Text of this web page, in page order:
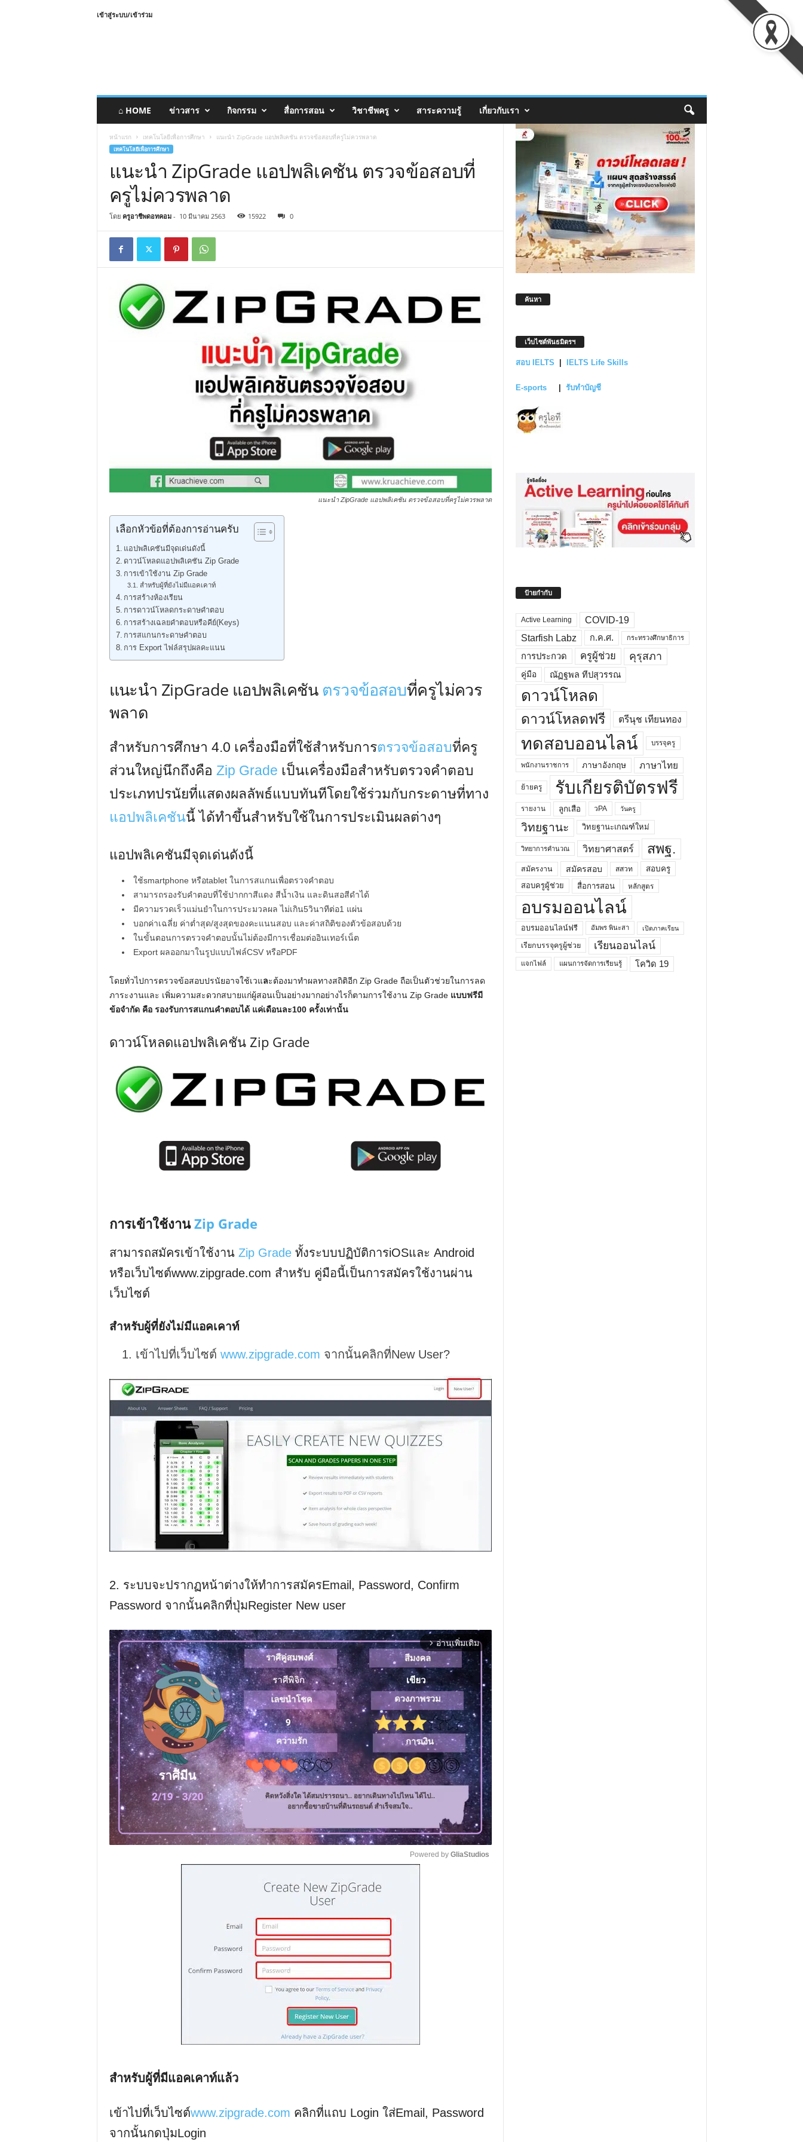
เข้าสู่ระบบ/เข้าร่วม
⌂ HOME ข่าวสาร กิจกรรม สื่อการสอน วิชาชีพครู สาระความรู้ เกี่ยวกับเรา
หน้าแรก เทคโนโลยีเพื่อการศึกษา แนะนำ ZipGrade แอปพลิเคชัน ตรวจข้อสอบที่ครูไม่ควรพลาด
เทคโนโลยีเพื่อการศึกษา
แนะนำ ZipGrade แอปพลิเคชัน ตรวจข้อสอบที่
ครูไม่ควรพลาด
โดย ครูอาชีพดอทคอม- 10 มีนาคม 2563 15922 0
แนะนำ ZipGrade แอปพลิเคชัน ตรวจข้อสอบที่ครูไม่ควรพลาด
เลือกหัวข้อที่ต้องการอ่านครับ
แอปพลิเคชันมีจุดเด่นดังนี้
ดาวน์โหลดแอปพลิเคชัน Zip Grade
การเข้าใช้งาน Zip Grade
สำหรับผู้ที่ยังไม่มีแอคเคาท์
การสร้างห้องเรียน
การดาวน์โหลดกระดาษคำตอบ
การสร้างเฉลยคำตอบหรือคีย์(Keys)
การสแกนกระดาษคำตอบ
การ Export ไฟล์สรุปผลคะแนน
แนะนำ ZipGrade แอปพลิเคชัน ตรวจข้อสอบที่ครูไม่ควร
พลาด
สำหรับการศึกษา 4.0 เครื่องมือที่ใช้สำหรับการตรวจข้อสอบที่ครู
ส่วนใหญ่นึกถึงคือ Zip Grade เป็นเครื่องมือสำหรับตรวจคำตอบ
ประเภทปรนัยที่แสดงผลลัพธ์แบบทันทีโดยใช้ร่วมกับกระดาษที่ทาง
แอปพลิเคชันนี้ ได้ทำขึ้นสำหรับใช้ในการประเมินผลต่างๆ
แอปพลิเคชันมีจุดเด่นดังนี้
ใช้smartphone หรือtablet ในการสแกนเพื่อตรวจคำตอบ
สามารถรองรับคำตอบที่ใช้ปากกาสีแดง สีน้ำเงิน และดินสอสีดำได้
มีความรวดเร็วแม่นยำในการประมวลผล ไม่เกิน5วินาทีต่อ1 แผ่น
บอกค่าเฉลี่ย ค่าต่ำสุด/สูงสุดของคะแนนสอบ และค่าสถิติของตัวข้อสอบด้วย
ในขั้นตอนการตรวจคำตอบนั้นไม่ต้องมีการเชื่อมต่ออินเทอร์เน็ต
Export ผลออกมาในรูปแบบไฟล์CSV หรือPDF
โดยทั่วไปการตรวจข้อสอบปรนัยอาจใช้เวและต้องมาทำผลทางสถิติอีก Zip Grade ถือเป็นตัวช่วยในการลด
ภาระงานและ เพิ่มความสะดวกสบายแก่ผู้สอนเป็นอย่างมากอย่างไรก็ตามการใช้งาน Zip Grade แบบฟรีมี
ข้อจำกัด คือ รองรับการสแกนคำตอบได้ แค่เดือนละ100 ครั้งเท่านั้น
ดาวน์โหลดแอปพลิเคชัน Zip Grade
การเข้าใช้งานZip Grade
สามารถสมัครเข้าใช้งาน Zip Gradeทั้งระบบปฏิบัติการiOSและ Android
หรือเว็บไซต์www.zipgrade.com สำหรับ คู่มือนี้เป็นการสมัครใช้งานผ่าน
เว็บไซต์
สำหรับผู้ที่ยังไม่มีแอคเคาท์
เข้าไปที่เว็บไซต์ www.zipgrade.com จากนั้นคลิกที่New User?
2. ระบบจะปรากฏหน้าต่างให้ทำการสมัครEmail, Password, Confirm
Password จากนั้นคลิกที่ปุ่มRegister New user
arrow_forward_ios อ่านเพิ่มเติม
Powered by GliaStudios
สำหรับผู้ที่มีแอคเคาท์แล้ว
เข้าไปที่เว็บไซต์www.zipgrade.com คลิกที่แถบ Login ใส่Email, Password
จากนั้นกดปุ่มLogin
ค้นหา
เว็บไซต์พันธมิตรฯ
สอบ IELTS IELTS Life Skills
E-sports รับทำบัญชี
ป้ายกำกับ
Active Learning
COVID-19
Starfish Labz
ก.ค.ศ. กระทรวงศึกษาธิการ
การประกวด ครูผู้ช่วย คุรุสภา
คู่มือ ณัฏฐพล ทีปสุวรรณ
ดาวน์โหลด
ดาวน์โหลดฟรี ตรีนุช เทียนทอง
ทดสอบออนไลน์ บรรจุครู
พนักงานราชการ ภาษาอังกฤษ ภาษาไทย
ย้ายครู รับเกียรติบัตรฟรี
รายงาน ลูกเสือ วPA วันครู
วิทยฐานะ วิทยฐานะเกณฑ์ใหม่
วิทยาการคำนวณ วิทยาศาสตร์ สพฐ.
สมัครงาน สมัครสอบ สสวท
สอบครู
สอบครูผู้ช่วย
สื่อการสอน หลักสูตร
อบรมออนไลน์
อบรมออนไลน์ฟรี อัมพร พินะสา เปิดภาคเรียน
เรียกบรรจุครูผู้ช่วย เรียนออนไลน์
แจกไฟล์ แผนการจัดการเรียนรู้ โควิด 19